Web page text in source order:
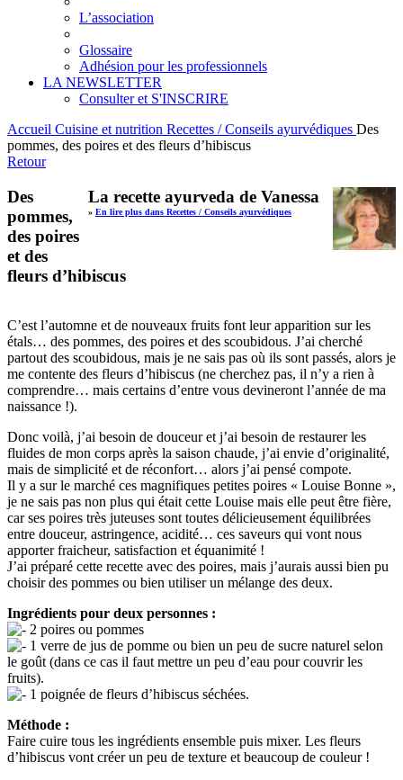
L’association
Glossaire
Adhésion pour les professionnels
LA NEWSLETTER
Consulter et S'INSCRIRE
Accueil Cuisine et nutrition Recettes / Conseils ayurvédiques Des
pommes, des poires et des fleurs d’hibiscus
Retour
La recette ayurveda de Vanessa
» En lire plus dans Recettes / Conseils ayurvédiques
Des
pommes,
des poires
et des
fleurs d’hibiscus
C’est l’automne et de nouveaux fruits font leur apparition sur les
étals… des pommes, des poires et des scoubidous. J’ai cherché
partout des scoubidous, mais je ne sais pas où ils sont passés, alors je
me contente des fleurs d’hibiscus (ne cherchez pas, il n’y a rien à
comprendre… mais certains d’entre vous devineront l’année de ma
naissance !).
Donc voilà, j’ai besoin de douceur et j’ai besoin de restaurer les
fluides de mon corps après la saison chaude, j’ai envie d’originalité,
mais de simplicité et de réconfort… alors j’ai pensé compote.
Il y a sur le marché ces magnifiques petites poires « Louise Bonne »,
je ne sais pas non plus qui était cette Louise mais elle peut être fière,
car ses poires très juteuses sont toutes délicieusement équilibrées
entre douceur, astringence, acidité… ces saveurs qui vont nous
apporter fraicheur, satisfaction et équanimité !
J’ai préparé cette recette avec des poires, mais j’aurais aussi bien pu
choisir des pommes ou bien utiliser un mélange des deux.
Ingrédients pour deux personnes :
2 poires ou pommes
1 verre de jus de pomme ou bien un peu de sucre naturel selon
le goût (dans ce cas il faut mettre un peu d’eau pour couvrir les
fruits).
1 poignée de fleurs d’hibiscus séchées.
Méthode :
Faire cuire tous les ingrédients ensemble puis mixer. Les fleurs
d’hibiscus vont créer un peu de texture et beaucoup de couleur !